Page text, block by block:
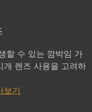
할 수 있는 깜박임 가
개 렌즈 사용을 고려하
보기